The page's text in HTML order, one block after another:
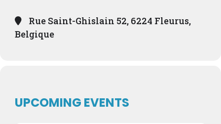
Rue Saint-Ghislain 52, 6224 Fleurus,
Belgique
UPCOMING EVENTS